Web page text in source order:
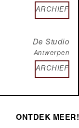
ARCHIEF
De Studio
Antwerpen
ARCHIEF
ONTDEK MEER!